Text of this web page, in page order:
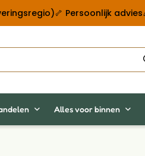
🦴 Persoonlijk advies
Alles voor binnen